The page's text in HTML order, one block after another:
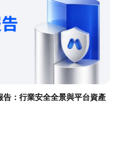
告：行業安全全景與平台資產